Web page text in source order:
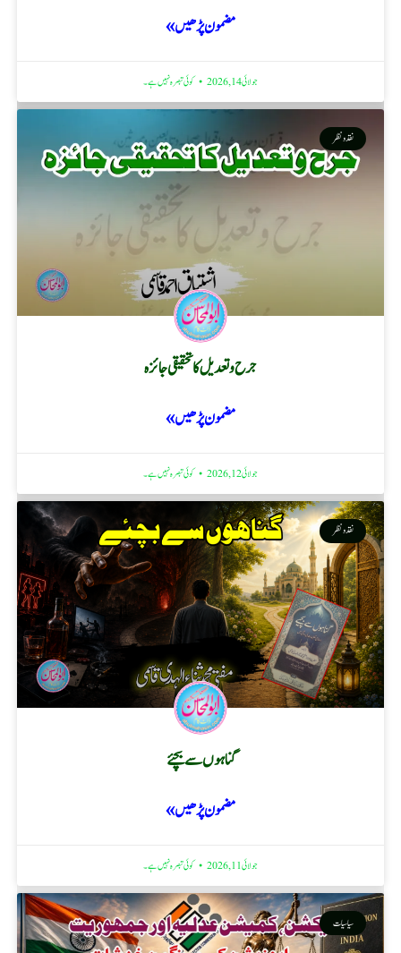
مضمون پڑھیں »
جولائی 14, 2026 کوئی تبصرہ نہیں ہے۔
نقد ونظر
جرح و تعدیل کا تحقیقی جائزہ
مضمون پڑھیں »
جولائی 12, 2026 کوئی تبصرہ نہیں ہے۔
نقد ونظر
گناہوں سے بچئے
مضمون پڑھیں »
جولائی 11, 2026 کوئی تبصرہ نہیں ہے۔
سیاسیات